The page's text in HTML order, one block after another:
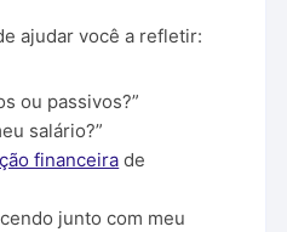
ajudar você a refletir:
ou passivos?”
salário?”
financeira de
junto com meu